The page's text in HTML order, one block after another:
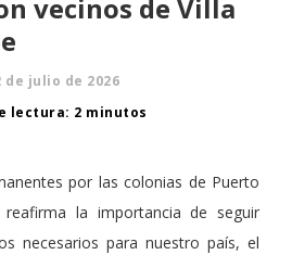
vecinos de Villa
de julio de 2026
lectura: 2 minutos
por las colonias de Puerto
la importancia de seguir
necesarios para nuestro país, el